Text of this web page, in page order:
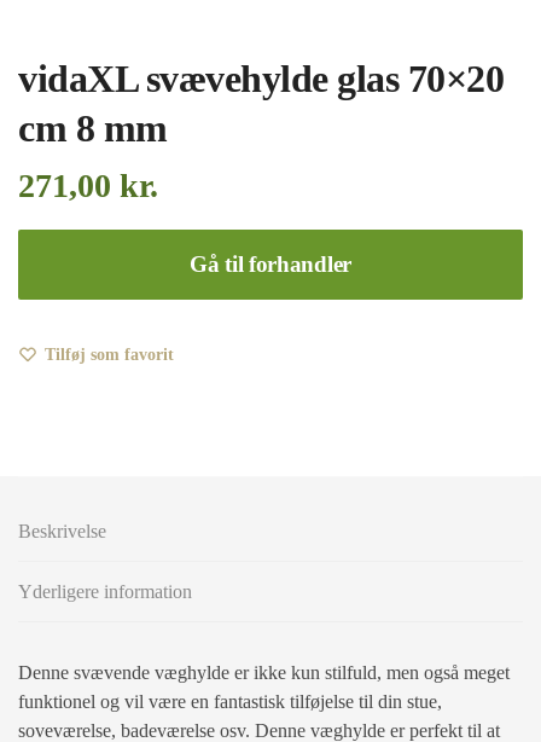
vidaXL svævehylde glas 70×20
cm 8 mm
271,00 kr.
Gå til forhandler
Tilføj som favorit
Beskrivelse
Yderligere information
Denne svævende væghylde er ikke kun stilfuld, men også meget
funktionel og vil være en fantastisk tilføjelse til din stue,
soveværelse, badeværelse osv. Denne væghylde er perfekt til at